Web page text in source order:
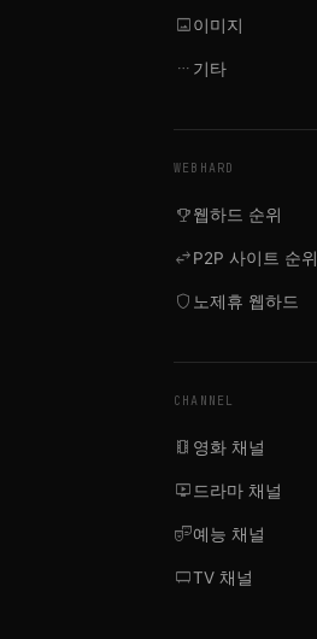
image이미지
more_horiz 기타
WEBHARD
emoji_events웹하드 순위
swap_horizP2P 사이트 순위
shield 노제휴 웹하드
CHANNEL
local_movies 영화 채널
live_tv 드라마 채널
theater_comedy예능 채널
tv_genTV 채널